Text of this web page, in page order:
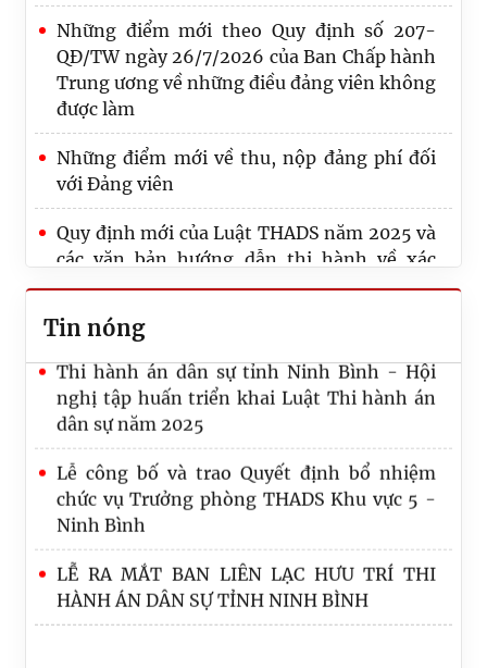
Những điểm mới theo Quy định số 207-
QĐ/TW ngày 26/7/2026 của Ban Chấp hành
Trung ương về những điều đảng viên không
được làm
Những điểm mới về thu, nộp đảng phí đối
với Đảng viên
Quy định mới của Luật THADS năm 2025 và
các văn bản hướng dẫn thi hành về xác
minh điều kiện thi hành án, thông báo thi
hành án
Quy định số 20-QĐ/TW về thi hành Điều lệ
Đảng: Một số vấn đề cần lưu ý về phân cấp
trong tổ chức thực hiện
Lãnh đạo Cục Quản lý Thi hành án dân sự và
Trưởng, Phó Ban
Tin nóng
Công bố Quyết định công tác cán bộ tại Cục
Quản lý Thi hành án dân sự, Bộ Tư pháp
Thi hành án dân sự tỉnh Phú Thọ nâng cao
nghị tập huấn triển khai Luật Thi hành án
dân sự năm 2025
Lễ công bố và trao Quyết định bổ nhiệm
chức vụ Trưởng phòng THADS Khu vực 5 -
Ninh Bình
LỄ RA MẮT BAN LIÊN LẠC HƯU TRÍ THI
HÀNH ÁN DÂN SỰ TỈNH NINH BÌNH